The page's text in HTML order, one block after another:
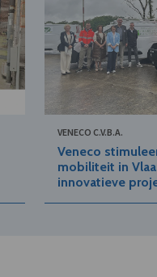
VENECO C.V.B.A.
Veneco
mobiliteit in
innovatieve